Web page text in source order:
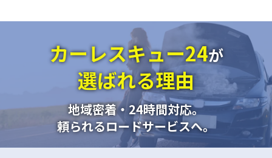
カーレスキュー24が
選ばれる理由
地域密着・24時間対応。
頼られるロードサービスへ。